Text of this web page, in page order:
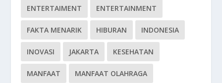
ENTERTAIMENT ENTERTAINMENT
FAKTA MENARIK HIBURAN INDONESIA
INOVASI JAKARTA KESEHATAN
MANFAAT MANFAAT OLAHRAGA